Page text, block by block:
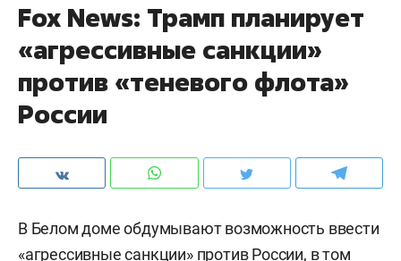
Fox News: Трамп планирует
«агрессивные санкции»
против «теневого флота»
России
В Белом доме обдумывают возможность ввести
«агрессивные санкции» против России, в том